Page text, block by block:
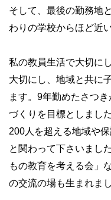
そして、最後の勤務地
わりの学校からほど近
私の教員生活で大切に
大切にし、地域と共に
ます。9年勤めたさつ
づくりを目標としまし
200人を超える地域や
と関わって下さいまし
もの教育を考える会」
の交流の場も生まれまし